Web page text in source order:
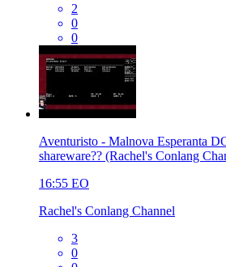
2
0
0
Aventuristo - Malnova Esperanta
shareware?? (Rachel's Conlang
16:55 EO
Rachel's Conlang Channel
3
0